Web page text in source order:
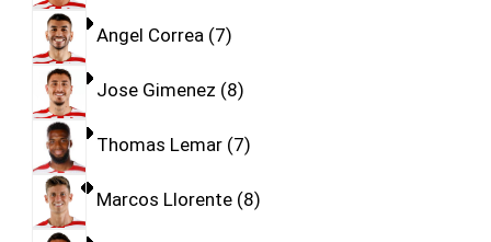
Angel Correa 7
Jose Gimenez 8
Thomas Lemar 7
Marcos Llorente 8